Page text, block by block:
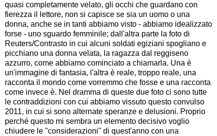
quasi completamente velato, gli occhi che guardano con
fierezza il lettore, non si capisce se sia un uomo o una
donna, anche se in tanti abbiamo visto - abbiamo idealizzato
forse - uno sguardo femminile; dall'altra parte la foto di
Reuters/Contrasto in cui alcuni soldati egiziani spogliano e
picchiano una donna velata, la ragazza dal reggiseno
azzurro, come abbiamo cominciato a chiamarla. Una è
un'immagine di fantasia, l'altra è reale, troppo reale, una
racconta il mondo come vorremmo che fosse e una racconta
come invece è. Nel dramma di queste due foto ci sono tutte
le contraddizioni con cui abbiamo vissuto questo convulso
2011, in cui si sono alternate speranze e delusioni. Proprio
perché questo mi sembra un elemento decisivo voglio
chiudere le "considerazioni" di quest'anno con una